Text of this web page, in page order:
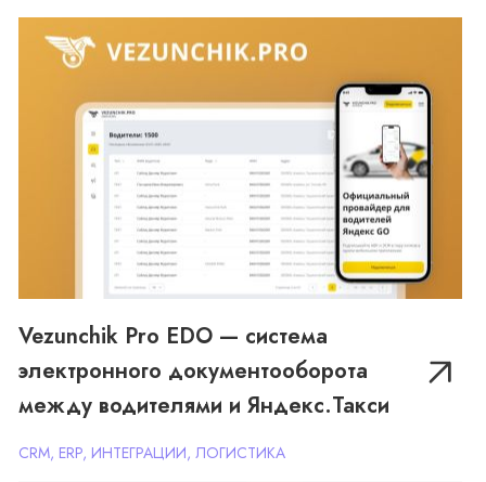
Vezunchik Pro EDO — система
электронного документооборота
между водителями и Яндекс.Такси
CRM, ERP, ИНТЕГРАЦИИ, ЛОГИСТИКА
CRM, ERP, ИНТЕГРАЦИИ, ЛОГИСТИКА
MURA — Наследие: цифровая
платформа по истории и
родословным Казахстана